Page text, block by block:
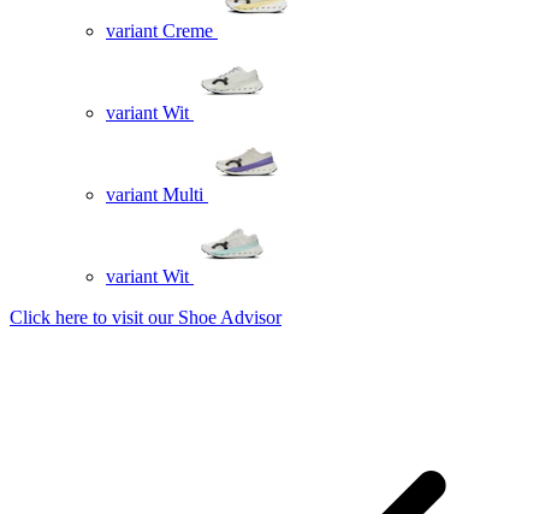
variant Creme
variant Wit
variant Multi
variant Wit
Click here to visit our Shoe Advisor